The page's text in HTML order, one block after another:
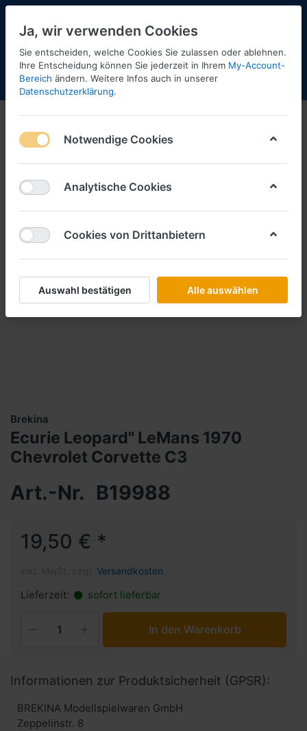
Menü Anmelden Shopaktualisierung
Brekina
Ecurie Leopard" LeMans 1970
Chevrolet Corvette C3
Art.-Nr. B19988
19,50 € *
Versandkosten
Lieferzeit: sofort lieferbar
In den Warenkorb
Informationen zur Produktsicherheit (GPSR):
BREKINA Modellspielwaren GmbH
Zeppelinstr. 8
Ja, wir verwenden Cookies
Sie entscheiden, welche Cookies Sie zulassen oder ablehnen.
Ihre Entscheidung können Sie jederzeit in Ihrem My-Account-
Bereich ändern. Weitere Infos auch in unserer
Datenschutzerklärung.
Notwendige Cookies
Analytische Cookies
Cookies von Drittanbietern
Auswahl bestätigen Alle auswählen